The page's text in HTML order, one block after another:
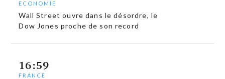
ECONOMIE
Wall Street ouvre dans le désordre, le
Dow Jones proche de son record
16:59
FRANCE